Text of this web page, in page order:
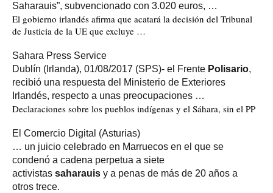
Saharauis”, subvencionado con 3.020 euros, …
El gobierno irlandés afirma que acatará la decisión del Tribunal
de Justicia de la UE que excluye …
Sahara Press Service
Dublín (Irlanda), 01/08/2017 (SPS)- el Frente Polisario,
recibió una respuesta del Ministerio de Exteriores
Irlandés, respecto a unas preocupaciones …
Declaraciones sobre los pueblos indígenas y el Sáhara, sin el PP
El Comercio Digital (Asturias)
… un juicio celebrado en Marruecos en el que se
condenó a cadena perpetua a siete
activistas saharauis y a penas de más de 20 años a
otros trece.